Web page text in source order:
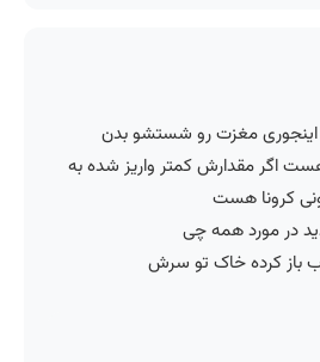
اینجوری مغزت رو شستشو بدن
و 400 تومن هست اگر مقدارش کمتر واریز شده به
کرونا هست
در مورد همه چی
باز کرده خاک تو سرش